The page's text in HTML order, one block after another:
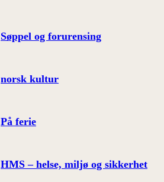
Søppel og forurensing
norsk kultur
På ferie
HMS – helse, miljø og sikkerhet